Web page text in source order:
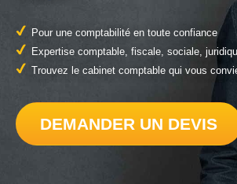
Pour une comptabilité en toute confiance
Expertise comptable, fiscale, sociale,
Trouvez le cabinet comptable qui vous
DEMANDER UN DEVIS